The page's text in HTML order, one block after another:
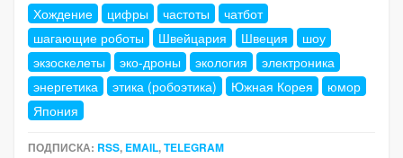
Хождение
цифры частоты
чатбот
шагающие роботы
Швейцария Швеция
шоу
экзоскелеты
эко-дроны экология
электроника
энергетика
этика (робоэтика) Южная Корея
юмор
Япония
ПОДПИСКА: RSS, EMAIL,TELEGRAM